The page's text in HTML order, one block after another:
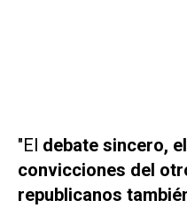
"El debate sincero,
convicciones del
republicanos